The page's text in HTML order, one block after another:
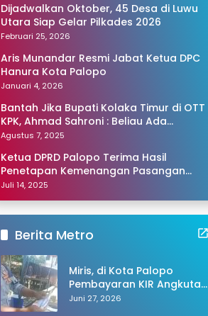
Dijadwalkan Oktober, 45 Desa di Luwu
Utara Siap Gelar Pilkades 2026
Februari 25, 2026
Aris Munandar Resmi Jabat Ketua DPC
Hanura Kota Palopo
Januari 4, 2026
Bantah Jika Bupati Kolaka Timur di OTT
KPK, Ahmad Sahroni : Beliau Ada
Disamping Saya di Makassar
Agustus 7, 2025
Ketua DPRD Palopo Terima Hasil
Penetapan Kemenangan Pasangan
Naili-Akhmad dari KPU Sulsel
Juli 14, 2025
Berita Metro
Miris, di Kota Palopo
Pembayaran KIR Angkutan
Barang Capai Rp600 Ribu,
Juni 27, 2026